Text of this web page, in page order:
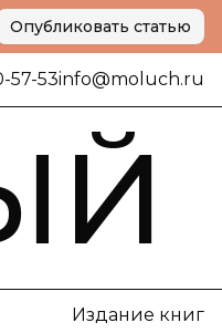
Опубликовать статью
57-53info@moluch.ru
Издание книг